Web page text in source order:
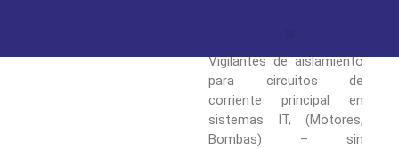
Vigilantes de aislamiento
para circuitos de
corriente principal en
sistemas IT, (Motores,
Bombas) – sin